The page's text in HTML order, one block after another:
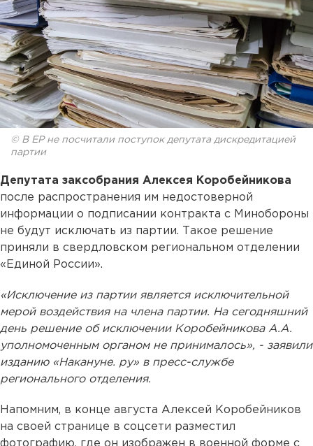
© В ЕР не посчитали поступок депутата дискредитацией
партии
Депутата заксобрания Алексея Коробейникова
после распространения им недостоверной
информации о подписании контракта с Минобороны
не будут исключать из партии. Такое решение
приняли в свердловском региональном отделении
«Единой России».
«Исключение из партии является исключительной
мерой воздействия на члена партии. На сегодняшний
день решение об исключении Коробейникова А.А.
уполномоченным органом не принималось», - заявили
изданию «Накануне. ру» в пресс-службе
регионального отделения.
Напомним, в конце августа Алексей Коробейников
на своей странице в соцсети разместил
фотографию, где он изображен в военной форме с